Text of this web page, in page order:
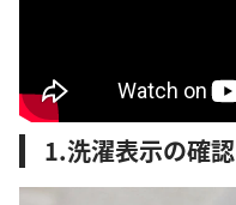
1.洗濯表示の確認